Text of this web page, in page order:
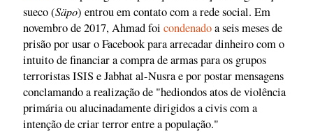
sueco (Säpo) entrou em contato com a rede social. Em
novembro de 2017, Ahmad foi condenadoa seis meses de
prisão por usar o Facebook para arrecadar dinheiro com o
intuito de financiar a compra de armas para os grupos
terroristas ISIS e Jabhat al-Nusra e por postar mensagens
conclamando a realização de "hediondos atos de violência
primária ou alucinadamente dirigidos a civis com a
intenção de criar terror entre a população."